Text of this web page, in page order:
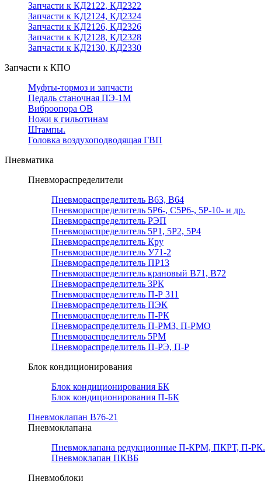
Запчасти к КД2122, КД2322
Запчасти к КД2124, КД2324
Запчасти к КД2126, КД2326
Запчасти к КД2128, КД2328
Запчасти к КД2130, КД2330
Запчасти к КПО
Муфты-тормоз и запчасти
Педаль станочная ПЭ-1М
Виброопора ОВ
Ножи к гильотинам
Штампы.
Головка воздухоподводящая ГВП
Пневматика
Пневмораспределители
Пневмораспределитель В63, В64
Пневмораспределитель 5Р6-, С5Р6-, 5Р-10- и др.
Пневмораспределитель РЭП
Пневмораспределитель 5Р1, 5Р2, 5Р4
Пневмораспределитель Кру
Пневмораспределитель У71-2
Пневмораспределитель ПР13
Пневмораспределитель крановый В71, В72
Пневмораспределитель 3РК
Пневмораспределитель П-Р 311
Пневмораспределитель ПЭК
Пневмораспределитель П-РК
Пневмораспределитель П-РМЗ, П-РМО
Пневмораспределитель 5РМ
Пневмораспределитель П-РЭ, П-Р
Блок кондиционирования
Блок кондиционирования БК
Блок кондиционирования П-БК
Пневмоклапан В76-21
Пневмоклапана
Пневмоклапана редукционные П-КРМ, ПКРТ, П-РК.
Пневмоклапан ПКВБ
Пневмоблоки